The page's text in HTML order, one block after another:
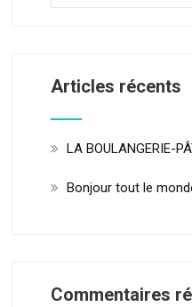
Articles récents
LA BOULANGERIE-
Bonjour tout le
Commentaires